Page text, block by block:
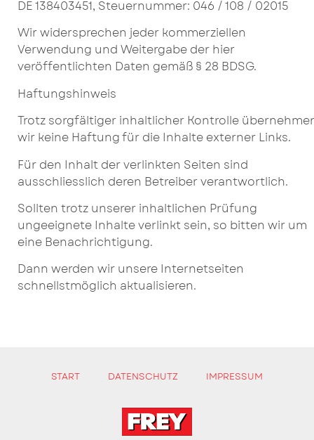
DE 138403451, Steuernummer: 046 / 108 / 02015
Wir widersprechen jeder kommerziellen
Verwendung und Weitergabe der hier
veröffentlichten Daten gemäß § 28 BDSG.
Haftungshinweis
Trotz sorgfältiger inhaltlicher Kontrolle
wir keine Haftung für die Inhalte externer Links.
Für den Inhalt der verlinkten Seiten sind
ausschliesslich deren Betreiber verantwortlich.
Sollten trotz unserer inhaltlichen Prüfung
ungeeignete Inhalte verlinkt sein, so bitten wir um
eine Benachrichtigung.
Dann werden wir unsere Internetseiten
schnellstmöglich aktualisieren.
START DATENSCHUTZ IMPRESSUM